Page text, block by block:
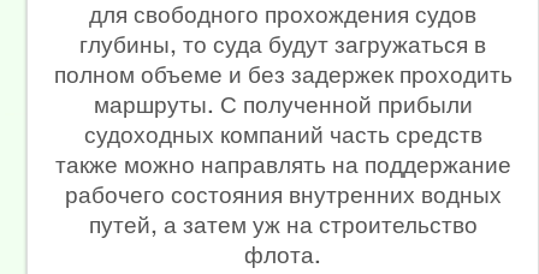
для свободного прохождения судов
глубины, то суда будут загружаться в
полном объеме и без задержек проходить
маршруты. С полученной прибыли
судоходных компаний часть средств
также можно направлять на поддержание
рабочего состояния внутренних водных
путей, а затем уж на строительство
флота.